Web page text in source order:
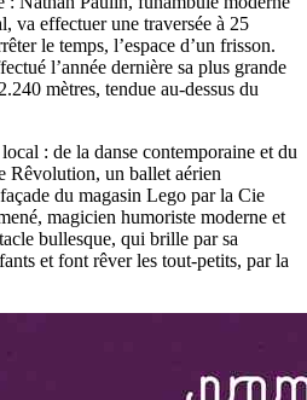
va effectuer une traversée à 25
le temps, l’espace d’un frisson.
l’année dernière sa plus grande
mètres, tendue au-dessus du
: de la danse contemporaine et du
Rêvolution, un ballet aérien
du magasin Lego par la Cie
magicien humoriste moderne et
bullesque, qui brille par sa
et font rêver les tout-petits, par la